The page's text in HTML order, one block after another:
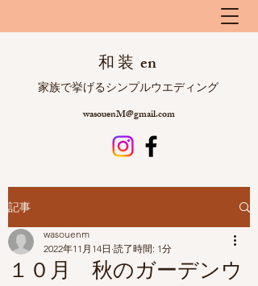
和 装 en
​ 家族で挙げるシンプルウエディング
wasouenM@gmail.com
記事
１０月 秋のガーデンウ
wasouenm
2022年11月14日 読了時間: 1分